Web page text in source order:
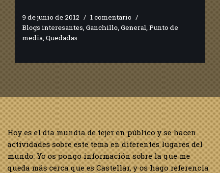
9 de junio de 2012
1 comentario
Blogs interesantes Ganchillo General Punto de
media Quedadas
Hoy es el día mundia de tejer en público y se hacen
actividades sobre este tema en diferentes lugares del
mundo. Yo os pongo información sobre la que me
queda más cerca que es Castellar, y os hago referencia